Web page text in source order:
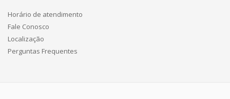
Horário de atendimento
Fale Conosco
Localização
Perguntas Frequentes